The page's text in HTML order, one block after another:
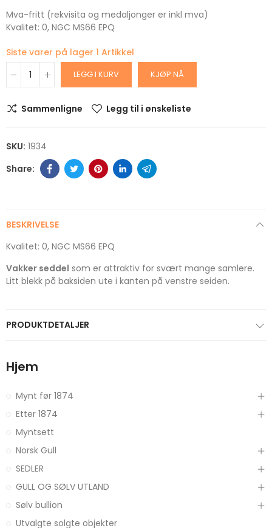
Mva-fritt (rekvisita og medaljonger er inkl mva)
Kvalitet: 0, NGC MS66 EPQ
Siste varer på lager 1 Artikkel
LEGG I KURV KJØP NÅ
Sammenligne Legg til i ønskeliste
SKU: 1934
BESKRIVELSE
Kvalitet: 0, NGC MS66 EPQ
Vakker seddel som er attraktiv for svært mange samlere.
Litt blekk på baksiden ute i kanten på venstre seiden.
PRODUKTDETALJER
Hjem
Mynt før 1874
Etter 1874
Myntsett
Norsk Gull
SEDLER
GULL OG SØLV UTLAND
Sølv bullion
Utvalgte solgte objekter